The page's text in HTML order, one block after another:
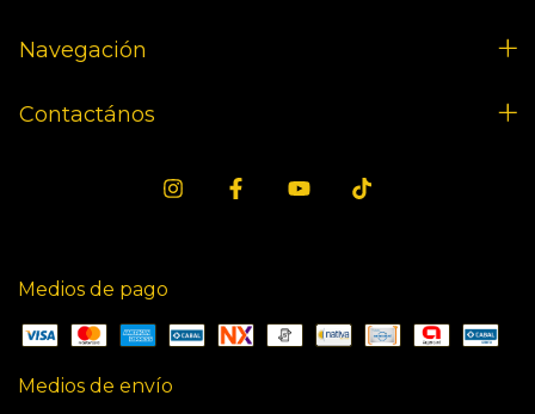
Navegación
Contactános
Medios de pago
Medios de envío